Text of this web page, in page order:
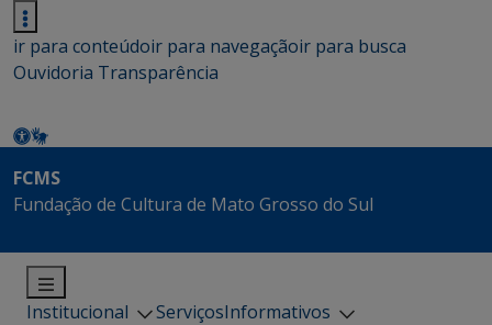
ir para conteúdoir para navegaçãoir para busca
Ouvidoria Transparência
FCMS
Fundação de Cultura de Mato Grosso do Sul
Institucional ServiçosInformativos